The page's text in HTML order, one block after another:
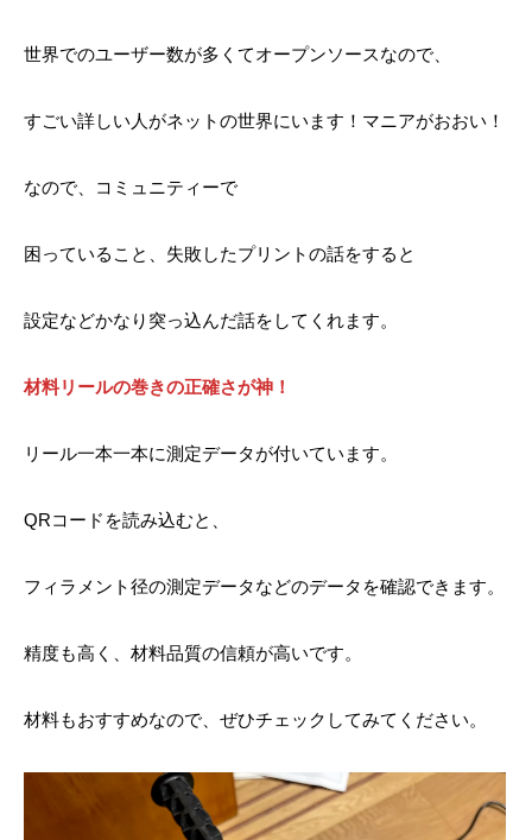
世界でのユーザー数が多くてオープンソースなので、
すごい詳しい人がネットの世界にいます！マニアがおおい！
なので、コミュニティーで
困っていること、失敗したプリントの話をすると
設定などかなり突っ込んだ話をしてくれます。
材料リールの巻きの正確さが神！
リール一本一本に測定データが付いています。
QRコードを読み込むと、
フィラメント径の測定データなどのデータを確認できます。
精度も高く、材料品質の信頼が高いです。
材料もおすすめなので、ぜひチェックしてみてください。